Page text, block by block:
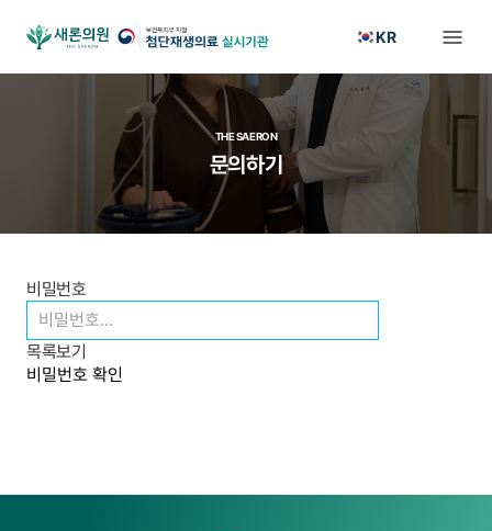
KR
THE SAERON
문의하기
비밀번호
목록보기
비밀번호 확인